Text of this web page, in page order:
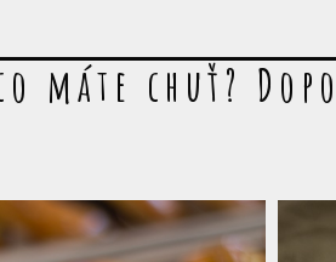
máte chuť?